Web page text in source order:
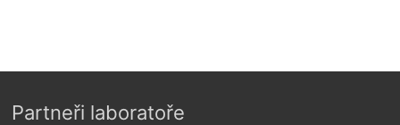
Partneři laboratoře